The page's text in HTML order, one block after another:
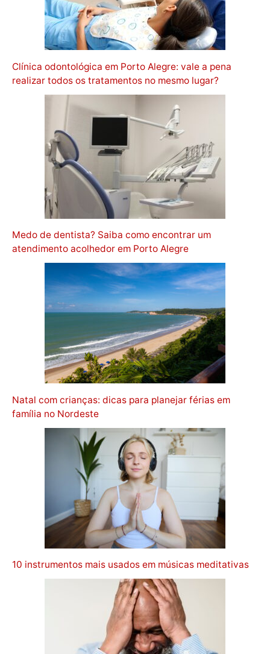
Clínica odontológica em Porto Alegre: vale a pena
realizar todos os tratamentos no mesmo lugar?
Medo de dentista? Saiba como encontrar um
atendimento acolhedor em Porto Alegre
Natal com crianças: dicas para planejar férias em
família no Nordeste
10 instrumentos mais usados em músicas meditativas